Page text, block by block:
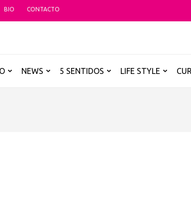
BIO CONTACTO
NEWS 5 SENTIDOS LIFE STYLE